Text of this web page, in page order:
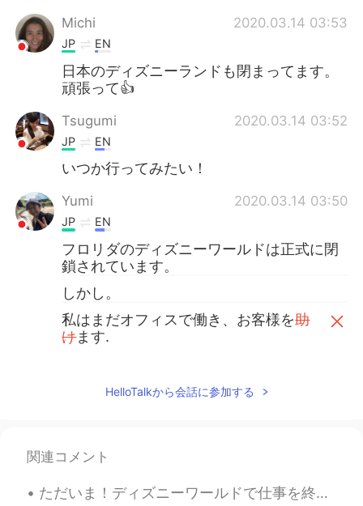
Michi 2020.03.14 03:53
JP EN
日本のディズニーランドも閉まってます。
頑張って👍
Tsugumi 2020.03.14 03:52
JP EN
いつか行ってみたい！
Yumi 2020.03.14 03:50
JP EN
フロリダのディズニーワールドは正式に閉
鎖されています。
しかし。
私はまだオフィスで働き、お客様を助
けます.
However.
I will still work in the office and help our
HelloTalkから会話に参加する
関連コメント
ただいま！ディズニーワールドで仕事を終えると、毎晩花火を見ます! 🤩 Finished my shift today! I always see the fireworks every nig...